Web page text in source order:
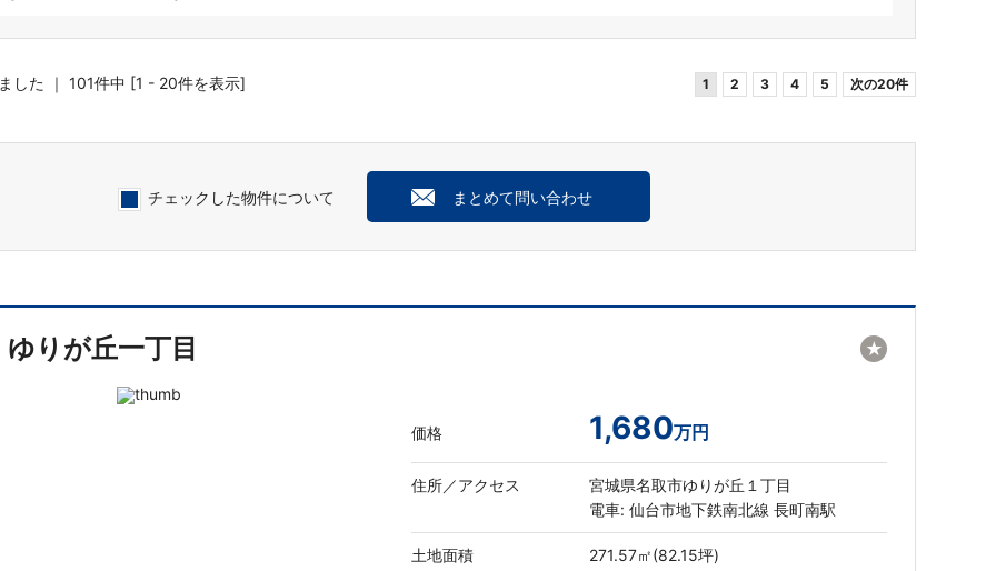
した ｜ 101件中 [1 - 20件を表示] 1 2 3 4 5 次の20件
チェックした物件について まとめて問い合わせ
ゆりが丘一丁目
価格 1,680万円
住所／アクセス
宮城県名取市ゆりが丘１丁目
電車: 仙台市地下鉄南北線 長町南駅
土地面積 271.57㎡(82.15坪)
★